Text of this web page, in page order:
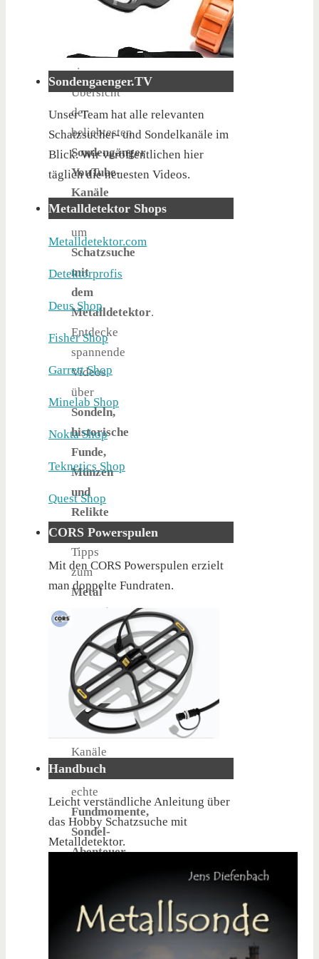
Kategorie
du
eine
Übersicht
der
beliebtesten
Sondengänger
YouTube-
Kanäle
rund
um
Schatzsuche
mit
dem
Metalldetektor.
Entdecke
spannende
Videos
über
Sondeln,
historische
Funde,
Münzen
und
Relikte
sowie
Tipps
zum
Metal
Detecting
zur
richtigen
Ausrüstung.
Die
vorgestellten
Kanäle
zeigen
echte
Fundmomente,
Sondel-
Abenteuer
in
die
Wasserdicht, Schiebegestänge,
ideal für Hobbyeinsteiger! Ab 349
€!
Sondengaenger.TV
Unser Team hat alle relevanten
Schatzsucher- und Sondelkanäle im
Blick. Wir veröffentlichen hier
täglich die neuesten Videos.
Metalldetektor Shops
Metalldetektor.com
Detektorprofis
Deus Shop
Fisher Shop
Garrett Shop
Minelab Shop
Nokta Shop
Teknetics Shop
Quest Shop
CORS Powerspulen
Mit den CORS Powerspulen erzielt
man doppelte Fundraten.
Handbuch
Leicht verständliche Anleitung über
das Hobby Schatzsuche mit
Metalldetektor.